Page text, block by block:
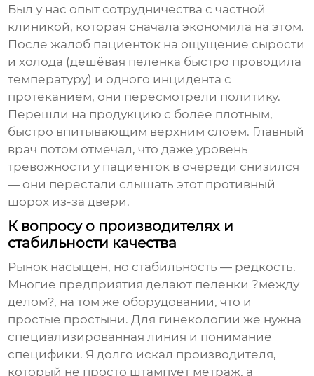
Был у нас опыт сотрудничества с частной
клиникой, которая сначала экономила на этом.
После жалоб пациенток на ощущение сырости
и холода (дешёвая пеленка быстро проводила
температуру) и одного инцидента с
протеканием, они пересмотрели политику.
Перешли на продукцию с более плотным,
быстро впитывающим верхним слоем. Главный
врач потом отмечал, что даже уровень
тревожности у пациенток в очереди снизился
— они перестали слышать этот противный
шорох из-за двери.
К вопросу о производителях и
стабильности качества
Рынок насыщен, но стабильность — редкость.
Многие предприятия делают пеленки ?между
делом?, на том же оборудовании, что и
простые простыни. Для гинекологии же нужна
специализированная линия и понимание
специфики. Я долго искал производителя,
который не просто штампует метраж, а